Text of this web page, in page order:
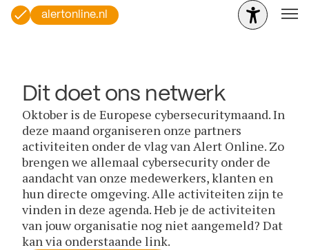
alertonline.nl
Dit doet ons netwerk
Oktober is de Europese cybersecuritymaand. In
deze maand organiseren onze partners
activiteiten onder de vlag van Alert Online. Zo
brengen we allemaal cybersecurity onder de
aandacht van onze medewerkers, klanten en
hun directe omgeving. Alle activiteiten zijn te
vinden in deze agenda. Heb je de activiteiten
van jouw organisatie nog niet aangemeld? Dat
kan via onderstaande link.